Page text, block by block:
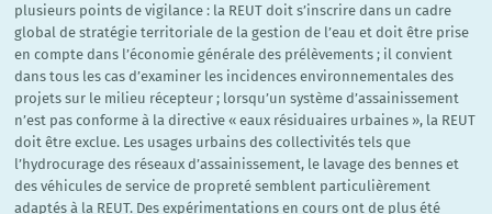
plusieurs points de vigilance : la REUT doit s’inscrire dans un cadre
global de stratégie territoriale de la gestion de l’eau et doit être prise
en compte dans l’économie générale des prélèvements ; il convient
dans tous les cas d’examiner les incidences environnementales des
projets sur le milieu récepteur ; lorsqu’un système d’assainissement
n’est pas conforme à la directive « eaux résiduaires urbaines », la REUT
doit être exclue. Les usages urbains des collectivités tels que
l’hydrocurage des réseaux d’assainissement, le lavage des bennes et
des véhicules de service de propreté semblent particulièrement
adaptés à la REUT. Des expérimentations en cours ont de plus été